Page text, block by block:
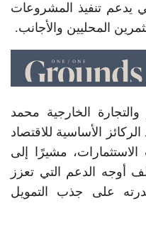
يدعم تنفيذ المشروعات
المحليين والأجانب.
الخارجية محمد
الأساسية للاقتصاد
مشيرًا إلى
أوجه الدعم التي تعزز
على جذب التمويل